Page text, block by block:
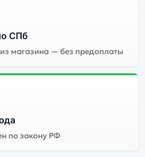
СПб
магазина — без предоплаты
по закону РФ